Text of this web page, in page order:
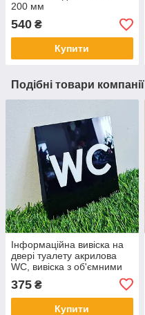
200 мм
540 ₴
Купити
Подібні товари компанії
Інформаційна вивіска на
двері туалету акрилова
WC, вивіска з об'ємними
375 ₴
Купити